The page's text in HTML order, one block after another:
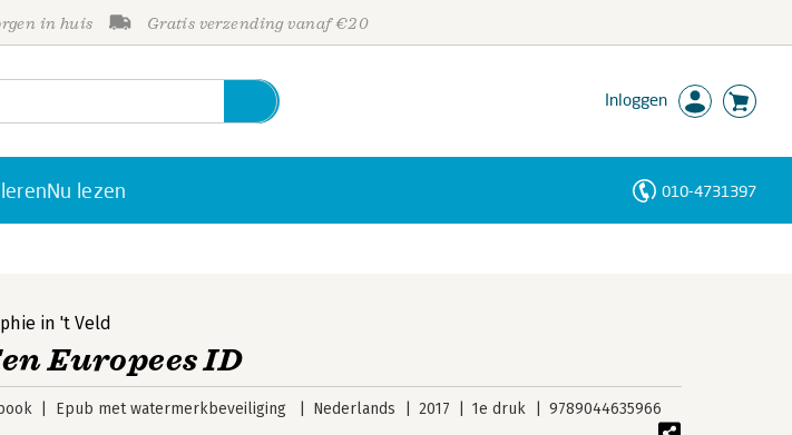
in huis Gratis verzending vanaf €20
Inloggen
Nu lezen 010-4731397
in 't Veld
Europees ID
Epub met watermerkbeveiliging Nederlands 2017 1e druk 9789044635966
Personen